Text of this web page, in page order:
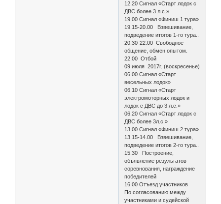
12.20 Сигнал «Старт лодок с
ДВС более 3 л.с.»
19.00 Сигнал «Финиш 1 тура»
19.15-20.00 Взвешивание,
подведение итогов 1-го тура..
20.30-22.00 Свободное
общение, обмен опытом.
22.00 Отбой
09 июля 2017г. (воскресенье)
06.00 Сигнал «Старт
весельных лодок»
06.10 Сигнал «Старт
электромоторных лодок и
лодок с ДВС до 3 л.с.»
06.20 Сигнал «Старт лодок с
ДВС более 3л.с.»
13.00 Сигнал «Финиш 2 тура»
13.15-14.00 Взвешивание,
подведение итогов 2-го тура..
15.30 Построение,
объявление результатов
соревнования, награждение
победителей
16.00 Отъезд участников
По согласованию между
участниками и судейской